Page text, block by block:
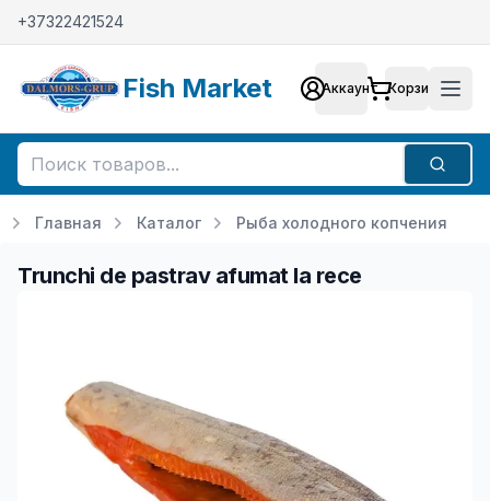
+37322421524
Fish Market Аккаунт
АккаунтКорзина
Поиск
Главная Каталог Рыба холодного копчения
Trunchi de pastrav afumat la rece